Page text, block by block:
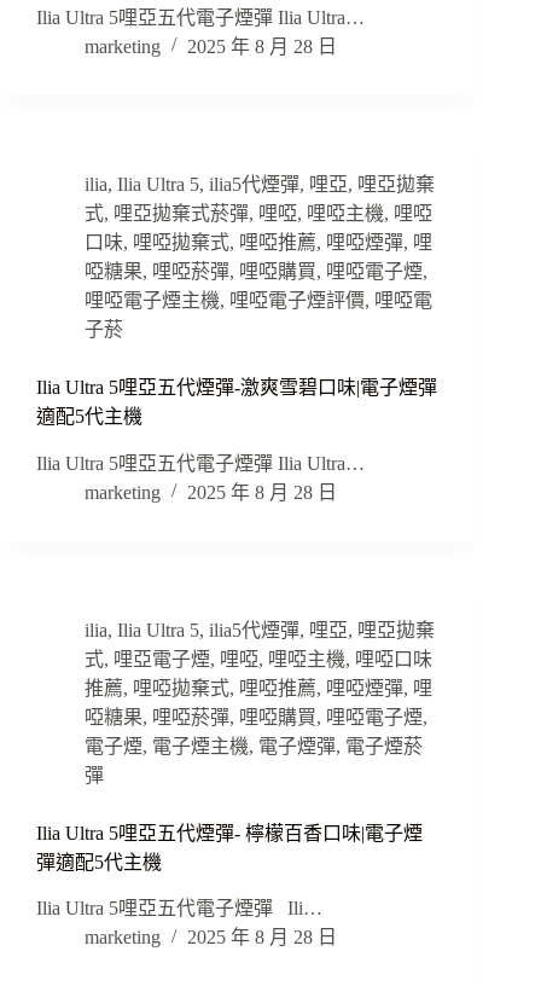
Ilia Ultra 5哩亞五代電子煙彈 Ilia Ultra…
marketing
2025 年 8 月 28 日
ilia, Ilia Ultra 5, ilia5代煙彈, 哩亞, 哩亞拋棄
式, 哩亞拋棄式菸彈, 哩啞, 哩啞主機, 哩啞
口味, 哩啞拋棄式, 哩啞推薦, 哩啞煙彈, 哩
啞糖果, 哩啞菸彈, 哩啞購買, 哩啞電子煙,
哩啞電子煙主機, 哩啞電子煙評價, 哩啞電
子菸
Ilia Ultra 5哩亞五代煙彈-激爽雪碧口味|電子煙彈
適配5代主機
Ilia Ultra 5哩亞五代電子煙彈 Ilia Ultra…
marketing
2025 年 8 月 28 日
ilia, Ilia Ultra 5, ilia5代煙彈, 哩亞, 哩亞拋棄
式, 哩亞電子煙, 哩啞, 哩啞主機, 哩啞口味
推薦, 哩啞拋棄式, 哩啞推薦, 哩啞煙彈, 哩
啞糖果, 哩啞菸彈, 哩啞購買, 哩啞電子煙,
電子煙, 電子煙主機, 電子煙彈, 電子煙菸
彈
Ilia Ultra 5哩亞五代煙彈- 檸檬百香口味|電子煙
彈適配5代主機
Ilia Ultra 5哩亞五代電子煙彈 Ili…
marketing
2025 年 8 月 28 日